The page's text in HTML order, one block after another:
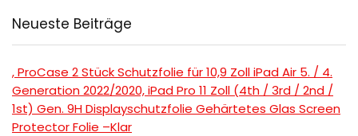
Neueste Beiträge
, ProCase 2 Stück Schutzfolie für 10,9 Zoll iPad Air 5. / 4.
Generation 2022/2020, iPad Pro 11 Zoll (4th / 3rd / 2nd /
1st) Gen. 9H Displayschutzfolie Gehärtetes Glas Screen
Protector Folie –Klar